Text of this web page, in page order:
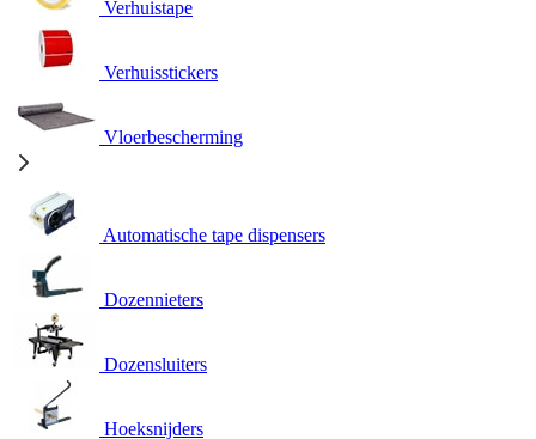
Verhuistape
Verhuisstickers
Vloerbescherming
Automatische tape dispensers
Dozennieters
Dozensluiters
Hoeksnijders